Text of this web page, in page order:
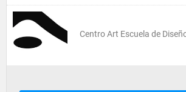
Centro Art Escuela de